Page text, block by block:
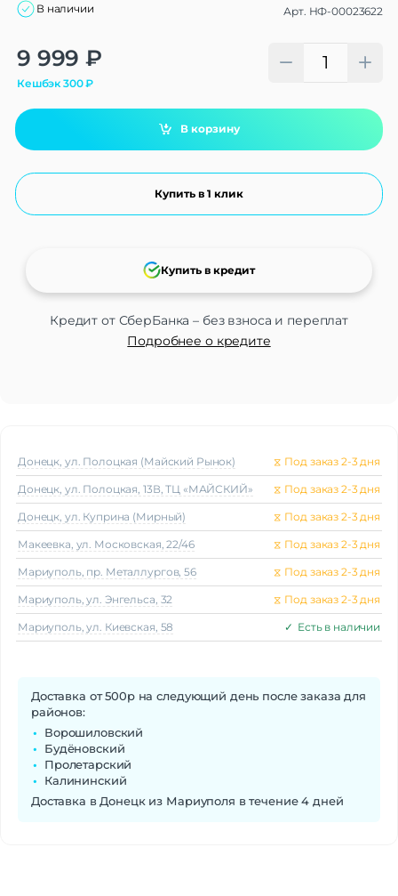
В наличии Арт. НФ-00023622
9 999 ₽
Кешбэк300₽
В корзину
Купить в 1 клик
Кредит от СберБанка – без взноса и переплат
Подробнее о кредите
Купить в кредит
Alternative:
Донецк, ул. Полоцкая (Майский Рынок) ⧖ Под заказ 2-3 дня
Донецк, ул. Полоцкая, 13В, ТЦ «МАЙСКИЙ» ⧖ Под заказ 2-3 дня
Донецк, ул. Куприна (Мирный) ⧖ Под заказ 2-3 дня
Макеeвка, ул. Московская, 22/46 ⧖ Под заказ 2-3 дня
Мариуполь, пр. Металлургов, 56 ⧖ Под заказ 2-3 дня
Мариуполь, ул. Энгельса, 32 ⧖ Под заказ 2-3 дня
Мариуполь, ул. Киевская, 58 ✓ Есть в наличии
Доставка от 500р на следующий день после заказа для
районов:
Ворошиловский
Будёновский
Пролетарский
Калининский
Доставка в Донецк из Мариуполя в течение 4 дней